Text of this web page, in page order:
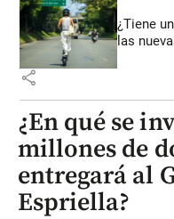
¿Tiene
las
share
¿En qué se
millones de
entregará al
Espriella?